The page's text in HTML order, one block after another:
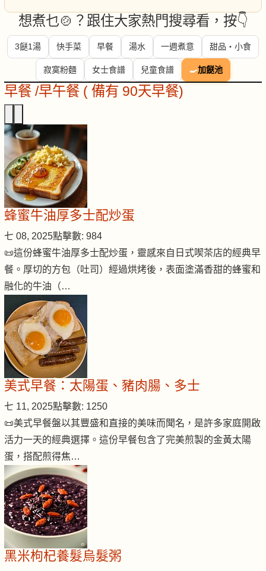
想煮乜🍲？跟住大家熱門搜尋看，按👇
3餸1湯 快手菜 早餐 湯水 一週煮意 甜品・小食
寂寞粉麵 女士食譜 兒童食譜 🍳加餸池
早餐 /早午餐 ( 備有 90天早餐)
蜂蜜牛油厚多士配炒蛋
七 08, 2025點擊數: 984
📜這份蜂蜜牛油厚多士配炒蛋，靈感來自日式喫茶店的經典早
餐。厚切的方包（吐司）經過烘烤後，表面塗滿香甜的蜂蜜和
融化的牛油（…
美式早餐：太陽蛋、豬肉腸、多士
七 11, 2025點擊數: 1250
📜美式早餐盤以其豐盛和直接的美味而聞名，是許多家庭開啟
活力一天的經典選擇。這份早餐包含了完美煎製的金黃太陽
蛋，搭配煎得焦…
黑米枸杞養髮烏髮粥